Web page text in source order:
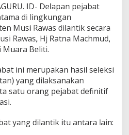
d
i
L
n
g
u
n
g
a
n
e
ID- Delapan pejabat
di lingkungan
Musi Rawas dilantik secara
Rawas, Hj Ratna Machmud,
Muara Beliti.
ini merupakan hasil seleksi
yang dilaksanakan
satu orang pejabat definitif
yang dilantik itu antara lain: